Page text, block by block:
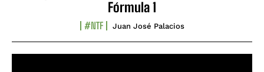
Fórmula 1
#NTF Juan José Palacios